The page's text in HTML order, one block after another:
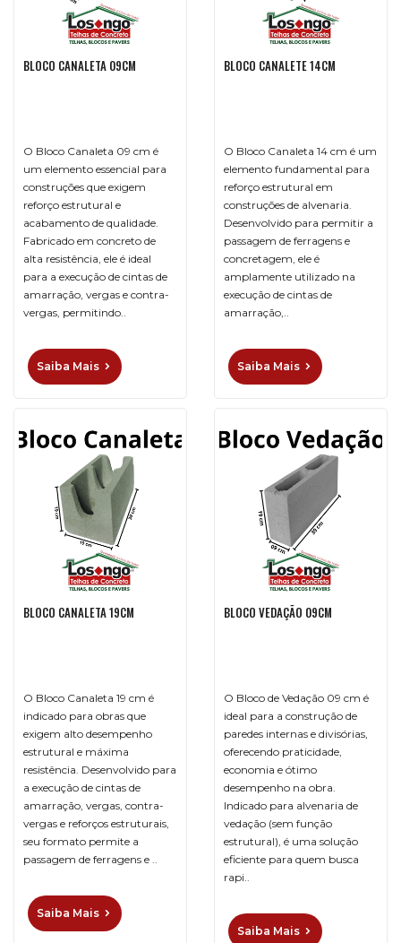
COBOGÓ
LAJES
PAVERS
TELHAS
BLOCO CANALETA 09CM
O Bloco Canaleta 09 cm é
um elemento essencial para
construções que exigem
reforço estrutural e
acabamento de qualidade.
Fabricado em concreto de
alta resistência, ele é ideal
para a execução de cintas de
amarração, vergas e contra-
vergas, permitindo..
Saiba Mais
BLOCO CANALETE 14CM
O Bloco Canaleta 14 cm é um
elemento fundamental para
reforço estrutural em
construções de alvenaria.
Desenvolvido para permitir a
passagem de ferragens e
concretagem, ele é
amplamente utilizado na
execução de cintas de
amarração,..
Saiba Mais
BLOCO CANALETA 19CM
O Bloco Canaleta 19 cm é
indicado para obras que
exigem alto desempenho
estrutural e máxima
resistência. Desenvolvido para
a execução de cintas de
amarração, vergas, contra-
vergas e reforços estruturais,
seu formato permite a
passagem de ferragens e ..
Saiba Mais
BLOCO VEDAÇÃO 09CM
O Bloco de Vedação 09 cm é
ideal para a construção de
paredes internas e divisórias,
oferecendo praticidade,
economia e ótimo
desempenho na obra.
Indicado para alvenaria de
vedação (sem função
estrutural), é uma solução
eficiente para quem busca
rapi..
Saiba Mais